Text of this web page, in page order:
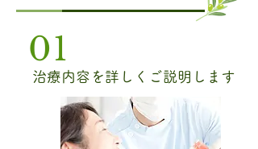
01
治療内容を詳しくご説明します